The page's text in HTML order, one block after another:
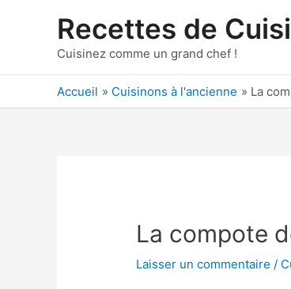
Recettes de
Cuisinez comme un grand chef !
Accueil Cuisinons à l'ancienne La
La compote
Laisser un commentaire /